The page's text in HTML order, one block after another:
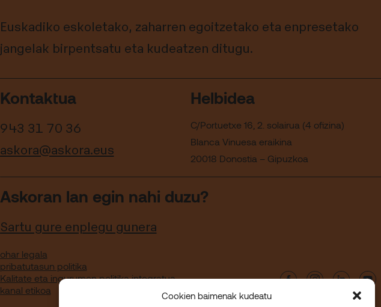
Cookien baimenak kudeatu
Euskadiko eskoletako, zaharren egoitzetako eta enpresetako
jangelak birpentsatu eta kudeatzen ditugu.
Kontaktua
943 31 70 36
askora@askora.eus
Helbidea
C/Portuetxe 16, 2. solairua (4 ofizina)
Blanca Vinuesa eraikina
20018 Donostia – Gipuzkoa
Askoran lan egin nahi duzu?
Sartu gure enplegu gunera
ohar legala
pribatutasun politika
Kalitate eta ingurumen politika integratua
kanal etikoa